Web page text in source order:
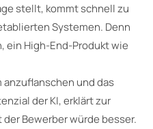
stellt, kommt schnell zu
Systemen. Denn
ein High-End-Produkt wie
und das
der KI, erklärt zur
Bewerber würde besser.